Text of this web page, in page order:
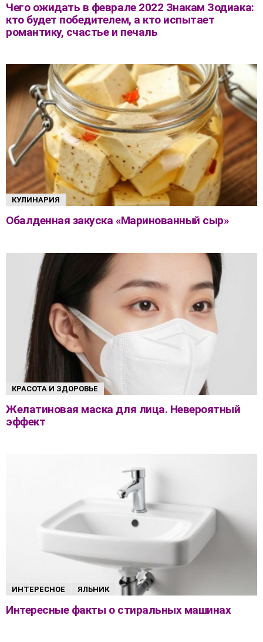
Чего ожидать в феврале 2022 Знакам Зодиака:
кто будет победителем, а кто испытает
романтику, счастье и печаль
КУЛИНАРИЯ
Обалденная закуска «Маринованный сыр»
КРАСОТА И ЗДОРОВЬЕ
Желатиновая маска для лица. Невероятный
эффект
ИНТЕРЕСНОЕ ЯЛЬНИК
Интересные факты о стиральных машинах